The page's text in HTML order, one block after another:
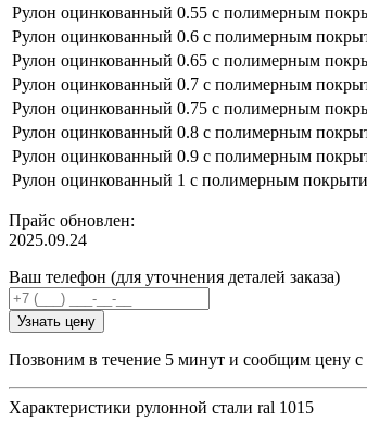
Рулон оцинкованный 0.55 с полимерным
Рулон оцинкованный 0.6 с полимерным
Рулон оцинкованный 0.65 с полимерным
Рулон оцинкованный 0.7 с полимерным
Рулон оцинкованный 0.75 с полимерным
Рулон оцинкованный 0.8 с полимерным
Рулон оцинкованный 0.9 с полимерным
Рулон оцинкованный 1 с полимерным
Прайс обновлен:
2025.09.24
Ваш телефон (для уточнения деталей заказа)
Узнать цену
Позвоним в течение 5 минут и сообщим цену с
Характеристики рулонной стали ral 1015